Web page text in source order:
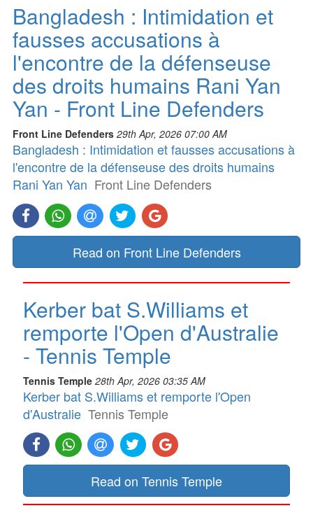
Bangladesh : Intimidation et
fausses accusations à
l'encontre de la défenseuse
des droits humains Rani Yan
Yan - Front Line Defenders
Front Line Defenders 29th Apr, 2026 07:00 AM
Bangladesh : Intimidation et fausses accusations à
l'encontre de la défenseuse des droits humains
Rani Yan Yan Front Line Defenders
Read on Front Line Defenders
Kerber bat S.Williams et
remporte l'Open d'Australie
- Tennis Temple
Tennis Temple 28th Apr, 2026 03:35 AM
Kerber bat S.Williams et remporte l'Open
d'Australie Tennis Temple
Read on Tennis Temple